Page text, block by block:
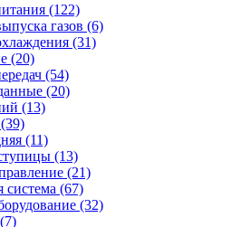
(122)
газов (6)
(31)
(20)
(54)
(20)
(13)
(11)
(13)
(21)
система (67)
(32)